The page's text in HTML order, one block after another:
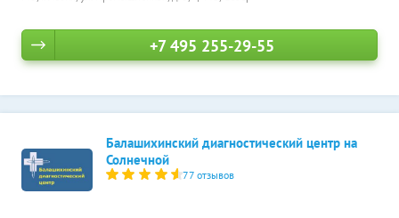
+7 495 255-29-55
Балашихинский диагностический центр на
Солнечной
77 отзывов